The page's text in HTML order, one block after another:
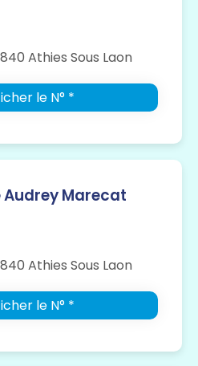
Athies Sous Laon
le N° *
Marecat
Athies Sous Laon
le N° *